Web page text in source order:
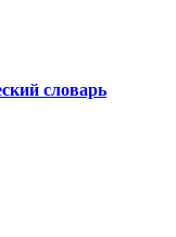
словарь